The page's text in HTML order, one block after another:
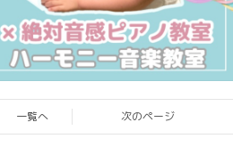
一覧へ 次のページ